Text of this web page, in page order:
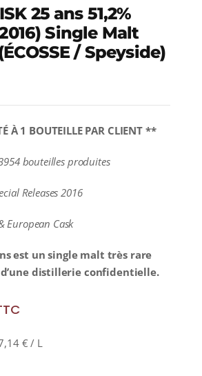
25 ans 51,2%
Single Malt
/ Speyside)
À 1 BOUTEILLE PAR CLIENT **
bouteilles produites
Releases 2016
European Cask
est un single malt très rare
distillerie confidentielle.
€ / L